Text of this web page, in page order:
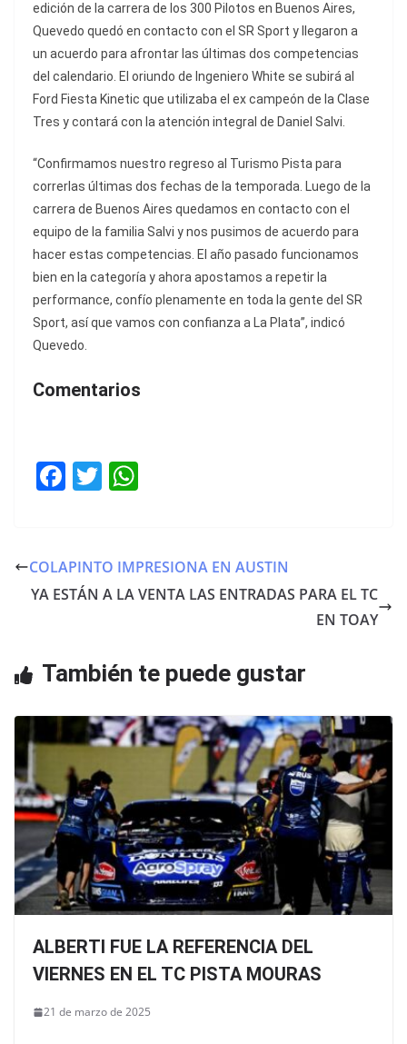
edición de la carrera de los 300 Pilotos en Buenos Aires,
Quevedo quedó en contacto con el SR Sport y llegaron a
un acuerdo para afrontar las últimas dos competencias
del calendario. El oriundo de Ingeniero White se subirá al
Ford Fiesta Kinetic que utilizaba el ex campeón de la Clase
Tres y contará con la atención integral de Daniel Salvi.
“Confirmamos nuestro regreso al Turismo Pista para
correrlas últimas dos fechas de la temporada. Luego de la
carrera de Buenos Aires quedamos en contacto con el
equipo de la familia Salvi y nos pusimos de acuerdo para
hacer estas competencias. El año pasado funcionamos
bien en la categoría y ahora apostamos a repetir la
performance, confío plenamente en toda la gente del SR
Sport, así que vamos con confianza a La Plata”, indicó
Quevedo.
Comentarios
F
e
b
k
T
er s
A
COLAPINTO IMPRESIONA EN AUSTIN
YA ESTÁN A LA VENTA LAS ENTRADAS PARA EL TC
EN TOAY
También te puede gustar
ALBERTI FUE LA REFERENCIA DEL
VIERNES EN EL TC PISTA MOURAS
21 de marzo de 2025